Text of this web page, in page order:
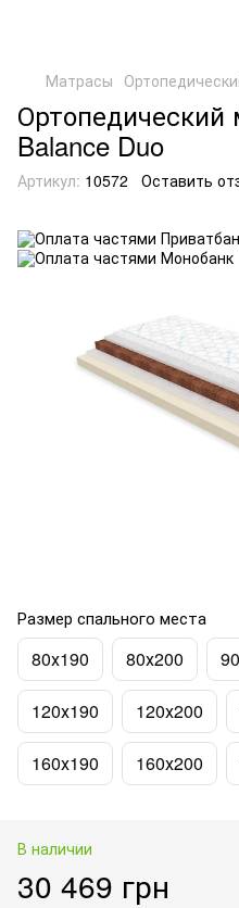
Матрасы
Ортопедический
Balance Duo
Артикул: 10572 Оставить
Размер спального места
80х190 80х200
120х190 120х200
160х190 160х200
В наличии
30 469 грн